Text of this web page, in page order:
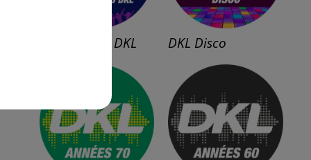
Générations DKL DKL Disco